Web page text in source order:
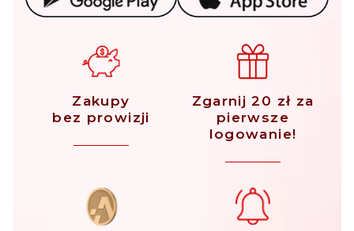
Zakupy
bez prowizji
Zgarnij 20 zł za
pierwsze
logowanie!